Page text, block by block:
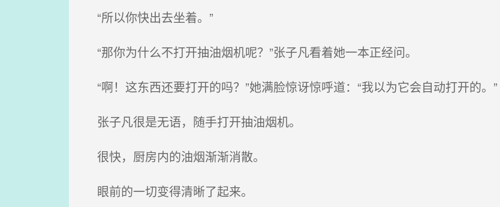
“所以你快出去坐着。”
“那你为什么不打开抽油烟机呢？”张子凡看着她一本正经问。
“啊！这东西还要打开的吗？”她满脸惊讶惊呼道：“我以为它会自动打开的。”
张子凡很是无语，随手打开抽油烟机。
很快，厨房内的油烟渐渐消散。
眼前的一切变得清晰了起来。